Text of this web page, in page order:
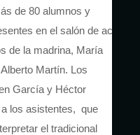
de 80 alumnos y
en el salón de actos.
de la madrina, María
Martín. Los
García y Héctor
los asistentes, que
el tradicional